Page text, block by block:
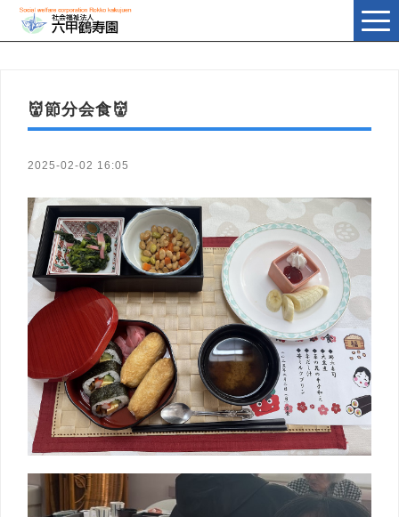
t
o
g
👹節分会食👹
2025-02-02 16:05